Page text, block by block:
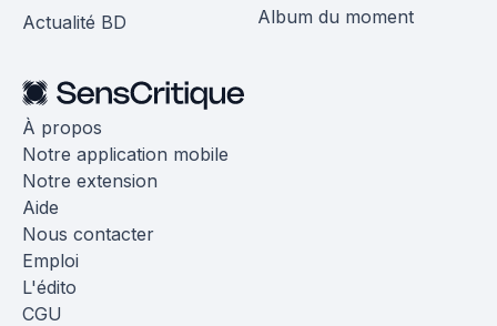
Actualité BD
Album du moment
À propos
Notre application mobile
Notre extension
Aide
Nous contacter
Emploi
L'édito
CGU